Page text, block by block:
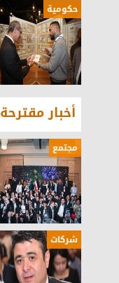
حكومية
أخبار مقترحة
مجتمع
شركات